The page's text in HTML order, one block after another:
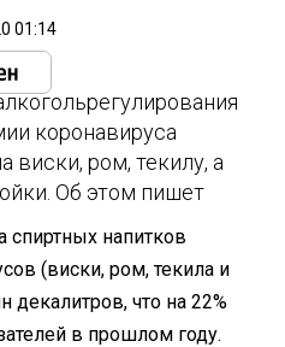
01:14
коронавируса
виски, ром, текилу, а
Об этом пишет
напитков
(виски, ром, текила и
декалитров, что на 22%
в прошлом году.